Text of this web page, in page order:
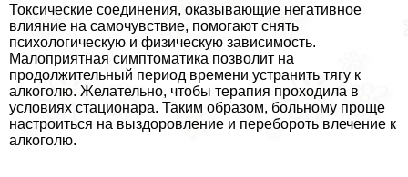
Токсические соединения, оказывающие негативное
влияние на самочувствие, помогают снять
психологическую и физическую зависимость.
Малоприятная симптоматика позволит на
продолжительный период времени устранить тягу к
алкоголю. Желательно, чтобы терапия проходила в
условиях стационара. Таким образом, больному проще
настроиться на выздоровление и перебороть влечение к
алкоголю.